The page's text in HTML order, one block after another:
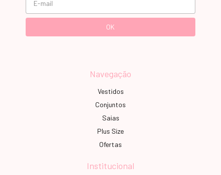
Navegação
Vestidos
Conjuntos
Saias
Plus Size
Ofertas
Institucional